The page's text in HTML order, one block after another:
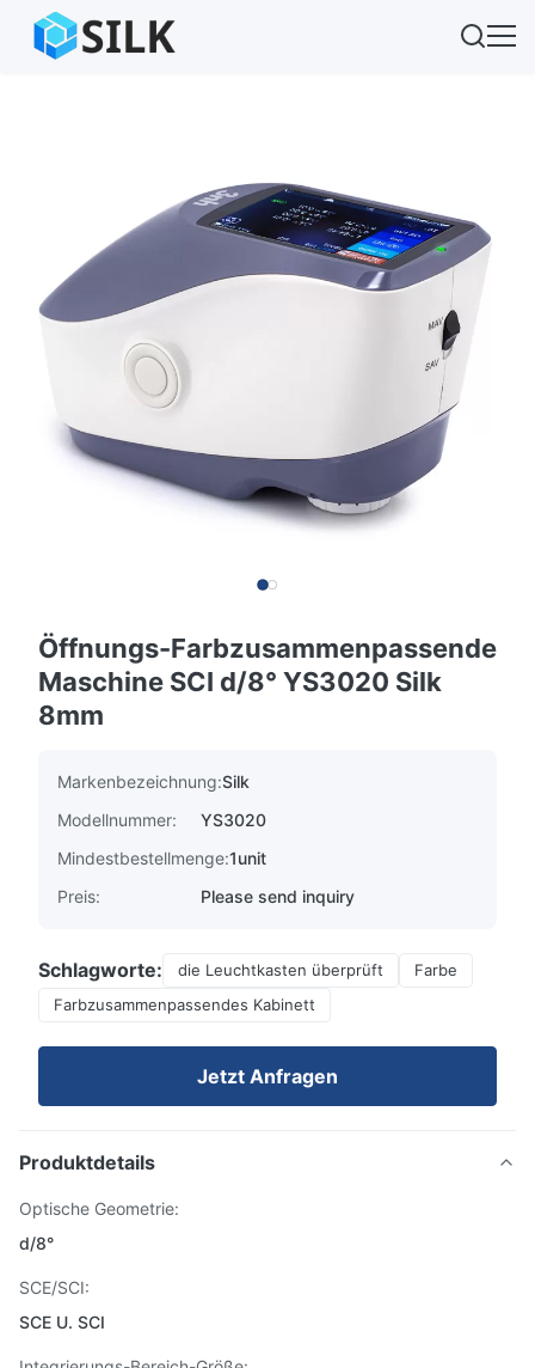
Öffnungs-Farbzusammenpassende
Maschine SCI d/8° YS3020 Silk
8mm
Markenbezeichnung:Silk
Modellnummer:
YS3020
Mindestbestellmenge:1unit
Preis:
Please send inquiry
Schlagworte: die Leuchtkasten überprüft
Farbe
Farbzusammenpassendes Kabinett
Jetzt Anfragen
Produktdetails
Optische Geometrie:
d/8°
SCE/SCI:
SCE U. SCI